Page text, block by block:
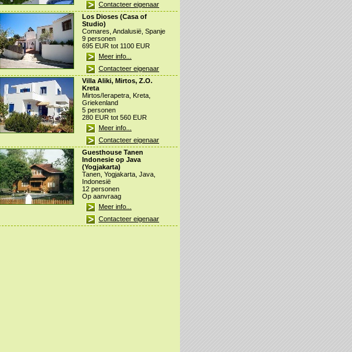
Contacteer eigenaar
Los Dioses (Casa of
Studio)
Comares, Andalusië, Spanje
9 personen
695 EUR tot 1100 EUR
Meer info...
Contacteer eigenaar
Villa Aliki, Mirtos, Z.O.
Kreta
Mirtos/Ierapetra, Kreta,
Griekenland
5 personen
280 EUR tot 560 EUR
Meer info...
Contacteer eigenaar
Guesthouse Tanen
Indonesie op Java
(Yogjakarta)
Tanen, Yogjakarta, Java,
Indonesië
12 personen
Op aanvraag
Meer info...
Contacteer eigenaar